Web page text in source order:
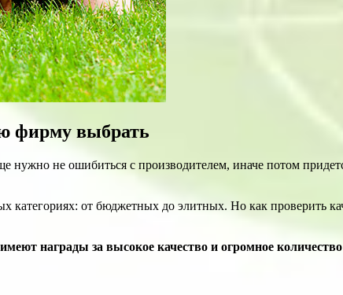
фирму выбрать
нужно не ошибиться с производителем, иначе потом
от бюджетных до элитных. Но как проверить
награды за высокое качество и огромное